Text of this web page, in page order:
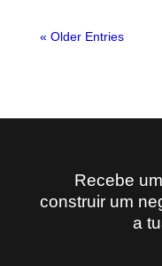
« Older Entries
Recebe
construir um
a